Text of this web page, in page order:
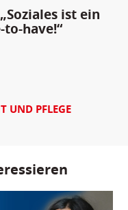
ist ein
have!“
UND PFLEGE